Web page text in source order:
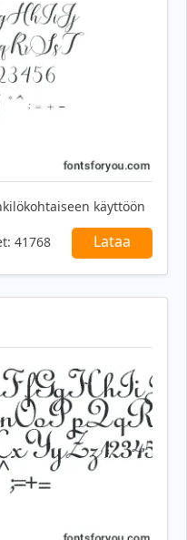
käyttöön
41768 Lataa